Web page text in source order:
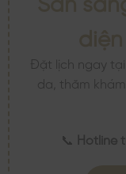
Đặt lịch ngay tại
da, thăm
📞 Hotline